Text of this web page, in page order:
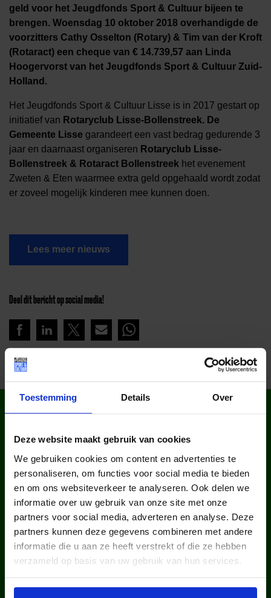
Toestemming Details Over
Deze website maakt gebruik van cookies
We gebruiken cookies om content en advertenties te
personaliseren, om functies voor social media te bieden
en om ons websiteverkeer te analyseren. Ook delen we
informatie over uw gebruik van onze site met onze
partners voor social media, adverteren en analyse. Deze
partners kunnen deze gegevens combineren met andere
informatie die u aan ze heeft verstrekt of die ze hebben
verzameld op basis van uw gebruik van hun services.
geld voor het Jeugdfonds Sport & Cultuur bijeen te
brengen. Woensdag 10 oktober 2018 overhandigde de
voorzitters Cathy Osselton (Rotary) & Tim van der Kroft
(Rotaract) een cheque van € 14.739,57 aan Linda
Hoogervorst van het Jeugdfonds Sport & Cultuur Zuid-
Holland.
Het Jeugdfonds Sport & Cultuur Lisse is in 2017 gestart op
initiatief van Rotaryclub Lisse-Bollenstreek. De
Gemeente Lisse garandeert een vast bedrag gedurende 3
jaar en daarnaast organiseren Rotaryclub Lisse-
Bollenstreek & Rotaract Bollenstreek het evenement
Zweten & Eten waarmee extra geld opgehaald wordt zodat
er zoveel mogelijk kinderen mee kunnen doen.
Lees meer nieuws
Deel dit bericht op social media!
WIST JE DAT IN
kinderen en jongeren werden in
2025 via ons lid van een club.